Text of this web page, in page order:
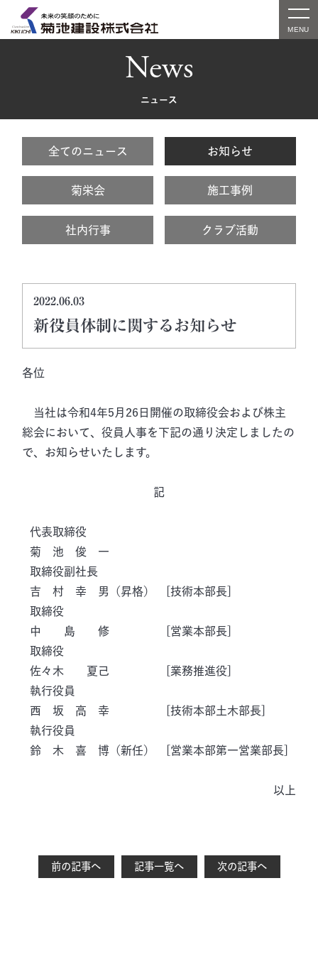
News
ニュース
全てのニュース お知らせ
菊栄会 施工事例
社内行事 クラブ活動
2022.06.03
新役員体制に関するお知らせ
各位
当社は令和4年5月26日開催の取締役会および株主
総会において、役員人事を下記の通り決定しましたの
で、お知らせいたします。
記
代表取締役
菊 池 俊 一
取締役副社長
吉 村 幸 男（昇格） [技術本部長]
取締役
中 島 修 [営業本部長]
取締役
佐々木 夏己 [業務推進役]
執行役員
西 坂 高 幸 [技術本部土木部長]
執行役員
鈴 木 喜 博（新任） [営業本部第一営業部長]
以上
前の記事へ 記事一覧へ 次の記事へ